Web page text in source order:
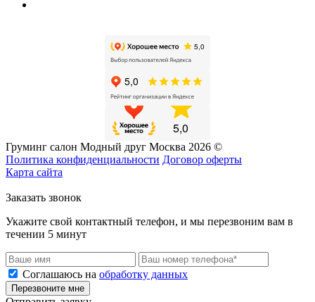
Груминг салон Модный друг Москва 2026 ©
Политика конфиденциальности Договор оферты
Карта сайта
Заказать звонок
Укажите свой контактный телефон, и мы перезвоним вам в
течении 5 минут
Соглашаюсь на обработку данных
Перезвоните мне